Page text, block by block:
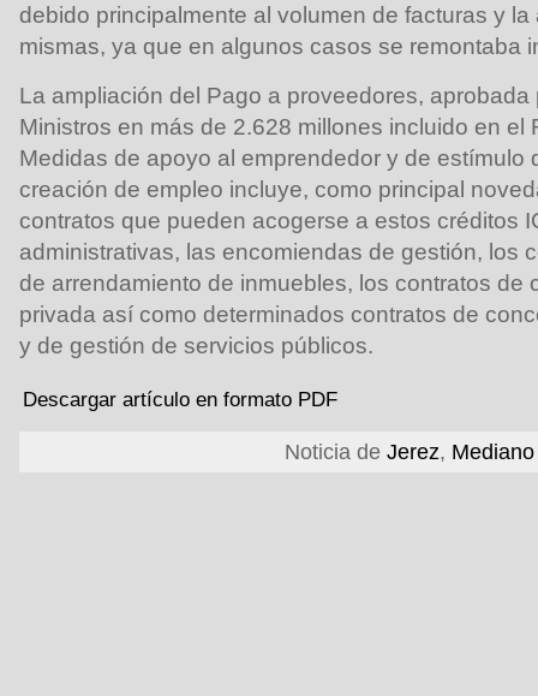
debido principalmente al volumen de facturas y
mismas, ya que en algunos casos se remontaba
La ampliación del Pago a proveedores, aprobada
Ministros en más de 2.628 millones incluido en el
Medidas de apoyo al emprendedor y de estímulo
creación de empleo incluye, como principal
contratos que pueden acogerse a estos créditos
administrativas, las encomiendas de gestión, los
de arrendamiento de inmuebles, los contratos de
privada así como determinados contratos de
y de gestión de servicios públicos.
Descargar artículo en formato PDF
Noticia de Jerez,